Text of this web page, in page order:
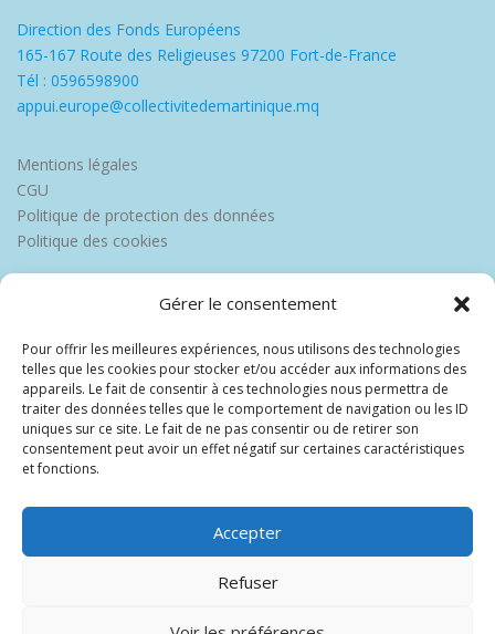
Gérer le consentement
Pour offrir les meilleures expériences, nous utilisons des technologies
telles que les cookies pour stocker et/ou accéder aux informations des
appareils. Le fait de consentir à ces technologies nous permettra de
traiter des données telles que le comportement de navigation ou les ID
uniques sur ce site. Le fait de ne pas consentir ou de retirer son
consentement peut avoir un effet négatif sur certaines caractéristiques
et fonctions.
Accepter
Refuser
Direction des Fonds Européens
165-167 Route des Religieuses 97200 Fort-de-France
Tél : 0596598900
appui.europe@collectivitedemartinique.mq
Mentions légales
CGU
Politique de protection des données
Politique des cookies